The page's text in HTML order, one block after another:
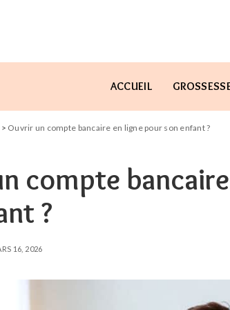
ACCUEIL
> Ouvrir un compte bancaire en ligne pour son enfant ?
compte
?
16, 2026